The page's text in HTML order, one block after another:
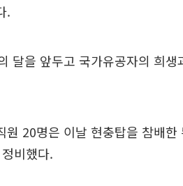
.
달을 앞두고 국가유공자의 희
원 20명은 이날 현충탑을 참배
비했다.